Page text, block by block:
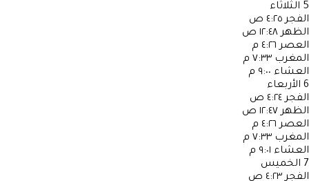
5 الثلاثاء
الفجر ٤:٢٥ ص
الظهر ١٢:٤٨ ص
العصر ٤:٢٦ م
المغرب ٧:٣٣ م
العشاء ٩:٠٠ م
6 الأربعاء
الفجر ٤:٢٤ ص
الظهر ١٢:٤٧ ص
العصر ٤:٢٦ م
المغرب ٧:٣٣ م
العشاء ٩:٠١ م
7 الخميس
الفجر ٤:٢٣ ص